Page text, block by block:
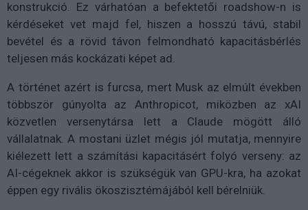
konstrukció. Ez várhatóan a befektetői roadshow-n is
kérdéseket vet majd fel, hiszen a hosszú távú, stabil
bevétel és a rövid távon felmondható kapacitásbérlés
teljesen más kockázati képet ad.
A történet azért is furcsa, mert Musk az elmúlt években
többször gúnyolta az Anthropicot, miközben az xAI
közvetlen versenytársa lett a Claude mögött álló
vállalatnak. A mostani üzlet mégis jól mutatja, mennyire
kiélezett lett a számítási kapacitásért folyó verseny: az
AI-cégeknek akkor is szükségük van GPU-kra, ha azokat
éppen egy rivális ökoszisztémájából kell bérelniük.